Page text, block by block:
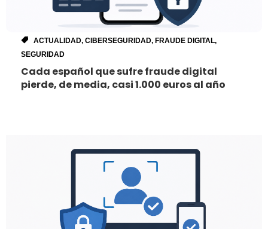
ACTUALIDAD, CIBERSEGURIDAD, FRAUDE DIGITAL,
SEGURIDAD
Cada español que sufre fraude digital
pierde, de media, casi 1.000 euros al año